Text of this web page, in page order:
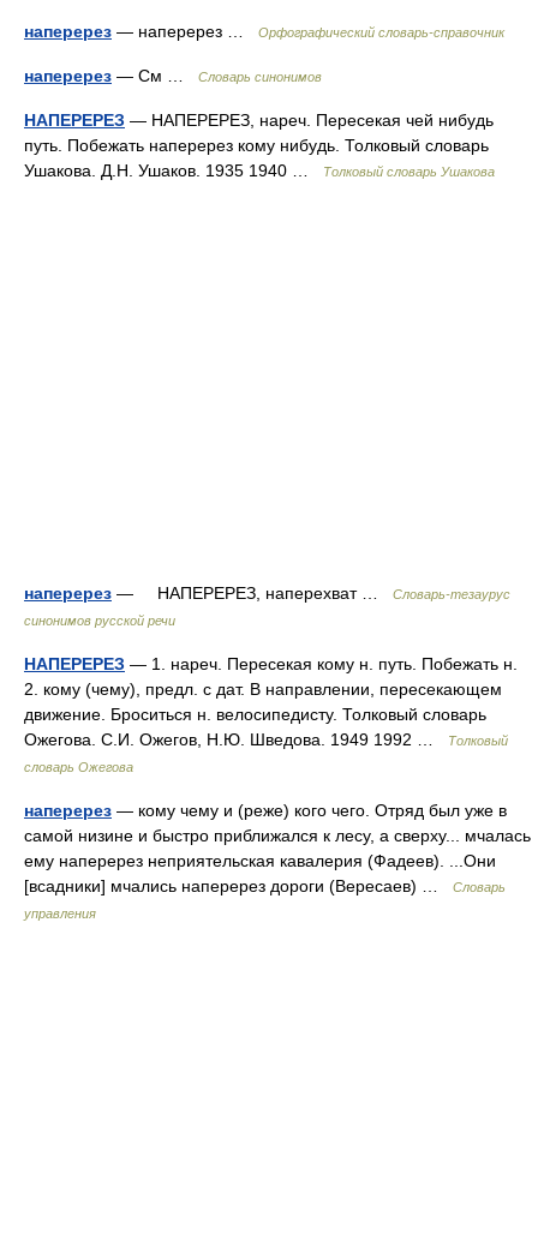
наперерез — наперерез … Орфографический словарь-справочник
наперерез — См … Словарь синонимов
НАПЕРЕРЕЗ — НАПЕРЕРЕЗ, нареч. Пересекая чей нибудь
путь. Побежать наперерез кому нибудь. Толковый словарь
Ушакова. Д.Н. Ушаков. 1935 1940 …
Толковый словарь Ушакова
наперерез — НАПЕРЕРЕЗ, наперехват …
Словарь-тезаурус
синонимов русской речи
НАПЕРЕРЕЗ — 1. нареч. Пересекая кому н. путь. Побежать н.
2. кому (чему), предл. с дат. В направлении, пересекающем
движение. Броситься н. велосипедисту. Толковый словарь
Ожегова. С.И. Ожегов, Н.Ю. Шведова. 1949 1992 …
Толковый
словарь Ожегова
наперерез — кому чему и (реже) кого чего. Отряд был уже в
самой низине и быстро приближался к лесу, а сверху... мчалась
ему наперерез неприятельская кавалерия (Фадеев). ...Они
[всадники] мчались наперерез дороги (Вересаев) …
Словарь
управления